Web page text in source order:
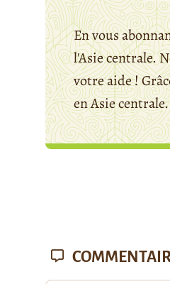
En vous
l'Asie centrale.
votre aide !
en Asie centrale.